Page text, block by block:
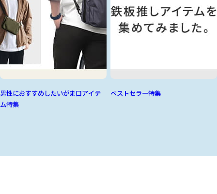
男性におすすめしたいがま口アイテ
ム特集
ベストセラー特集